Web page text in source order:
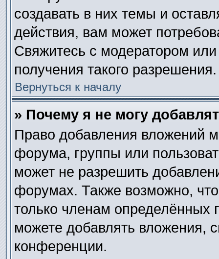
создавать в них темы и
действия, вам может
Свяжитесь с модератором
получения такого разрешения.
Вернуться к началу
» Почему я не могу
Право добавления вложений
форума, группы или
может не разрешить
форумах. Также возможно,
только членам определённых
можете добавлять вложения,
конференции.